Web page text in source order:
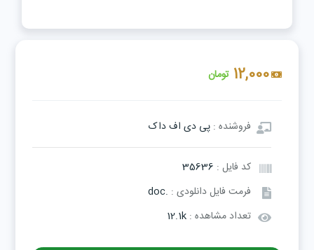
12,000 تومان
فروشنده :پی دی اف داک
کد فایل : 35636
فرمت فایل دانلودی : .doc
تعداد مشاهده :12.1k